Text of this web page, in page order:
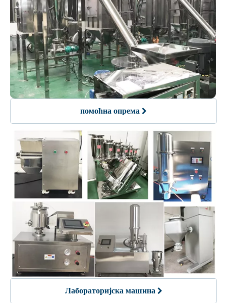
помоћна опрема
Лабораторијска машина